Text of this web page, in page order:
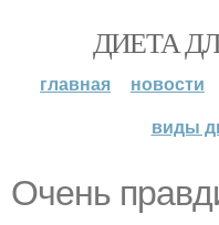
ДИЕТА
главная новости
виды
Очень